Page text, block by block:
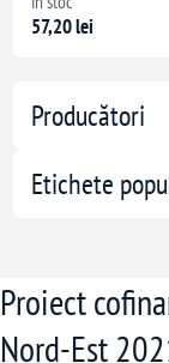
Producători
Etichete
57,20 lei
Proiect
Nord-Est